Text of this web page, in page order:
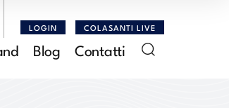
LOGIN COLASANTI LIVE
Blog Contatti